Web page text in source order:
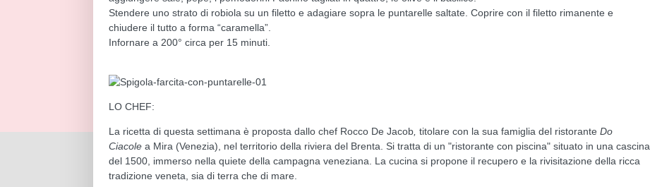
Stendere uno strato di robiola su un filetto e adagiare sopra le puntarelle saltate. Coprire con il filetto rimanente e
chiudere il tutto a forma “caramella”.
Infornare a 200° circa per 15 minuti.
LO CHEF:
La ricetta di questa settimana è proposta dallo chef Rocco De Jacob titolare con la sua famiglia del ristorante Do
Ciacole a Mira (Venezia), nel territorio della riviera del Brenta. Si tratta di un "ristorante con piscina" situato in una cascina
del 1500, immerso nella quiete della campagna veneziana. La cucina si propone il recupero e la rivisitazione della ricca
tradizione veneta, sia di terra che di mare.